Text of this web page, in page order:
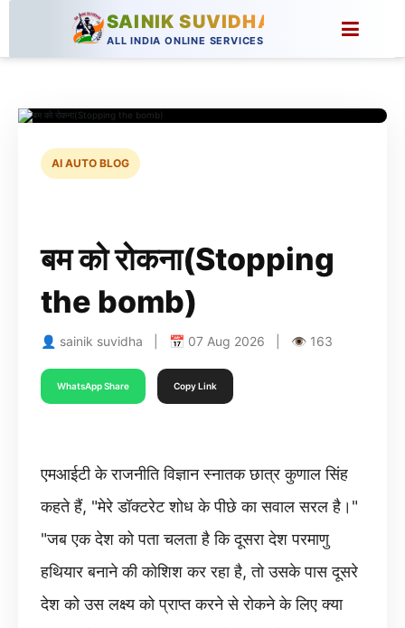
SAINIK SUVIDHA
ALL INDIA ONLINE SERVICES
AI AUTO BLOG
बम को रोकना(Stopping
the bomb)
👤 sainik suvidha | 📅 07 Aug 2026 | 👁 163
WhatsApp Share Copy Link
एमआईटी के राजनीति विज्ञान स्नातक छात्र कुणाल सिंह
कहते हैं, "मेरे डॉक्टरेट शोध के पीछे का सवाल सरल है।"
"जब एक देश को पता चलता है कि दूसरा देश परमाणु
हथियार बनाने की कोशिश कर रहा है, तो उसके पास दूसरे
देश को उस लक्ष्य को प्राप्त करने से रोकने के लिए क्या